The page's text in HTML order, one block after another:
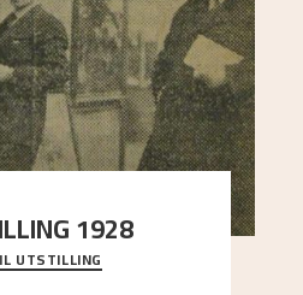
1928
1928, tok vennene Moritz
Thorbjørnsen initiativ til å
UTSTILLING